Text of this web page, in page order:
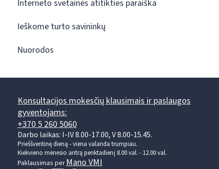
Interneto svetainės atitikties paraiška
Ieškome turto savininkų
Nuorodos
Konsultacijos mokesčių klausimais ir paslaugos
gyventojams:
+370 5 260 5060
Darbo laikas: I-IV 8.00-17.00, V 8.00-15.45.
Prieššventinę dieną - viena valanda trumpiau.
Kiekvieno mėnesio antrą penktadienį 8.00 val. - 12.00 val.
Paklausimas perMano VMI